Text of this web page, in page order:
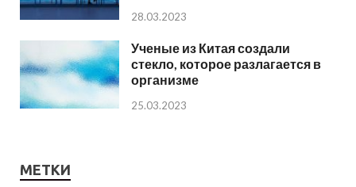
28.03.2023
Ученые из Китая создали
стекло, которое разлагается в
организме
25.03.2023
МЕТКИ